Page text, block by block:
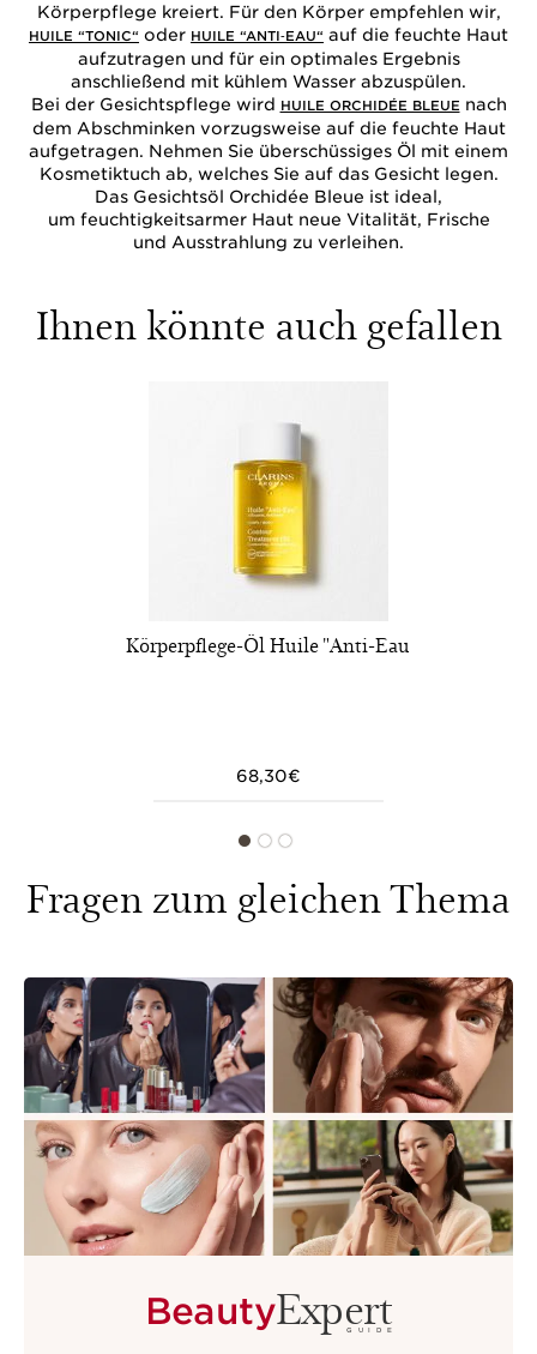
Körperpflege kreiert. Für den Körper empfehlen wir,
HUILE “TONIC“ oder HUILE “ANTI‑EAU“ auf die feuchte Haut
aufzutragen und für ein optimales Ergebnis
anschließend mit kühlem Wasser abzuspülen.
Bei der Gesichtspflege wird HUILE ORCHIDÉE BLEUE nach
dem Abschminken vorzugsweise auf die feuchte Haut
aufgetragen. Nehmen Sie überschüssiges Öl mit einem
Kosmetiktuch ab, welches Sie auf das Gesicht legen.
Das Gesichtsöl Orchidée Bleue ist ideal,
um feuchtigkeitsarmer Haut neue Vitalität, Frische
und Ausstrahlung zu verleihen.
Ihnen könnte auch gefallen
Körperpflege-Öl Huile "Anti-Eau
68,30€
Fragen zum gleichen Thema
BeautyExpert
GUIDE